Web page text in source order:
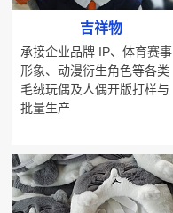
吉祥物
承接企业品牌 IP、体育赛事
形象、动漫衍生角色等各类
毛绒玩偶及人偶开版打样与
批量生产